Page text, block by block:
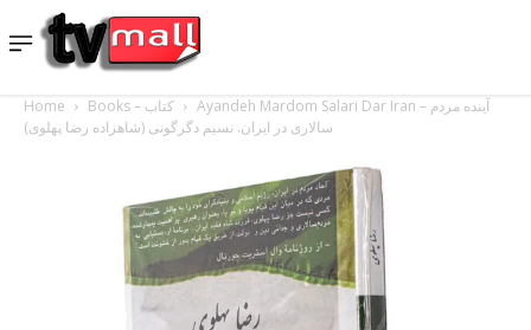
Home Books – کتاب
Ayandeh Mardom Salari Dar Iran – آینده مردم
سالاری در ایران. نسیم دگرگونی (شاهزاده رضا پهلوی)